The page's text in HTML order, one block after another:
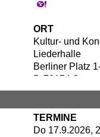
ORT
Kultur- und
Liederhalle
Berliner Platz
D-70174
TERMINE
Do 17.9.2026,